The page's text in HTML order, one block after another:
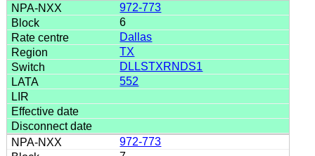
972-773
6
Dallas
TX
DLLSTXRNDS1
552
972-773